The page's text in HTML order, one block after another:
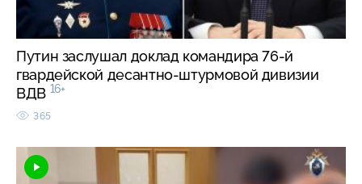
Путин заслушал доклад командира 76-й
гвардейской десантно-штурмовой дивизии
ВДВ 16+
365